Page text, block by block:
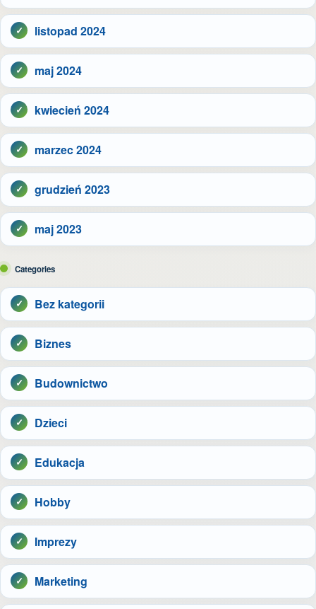
listopad 2024
maj 2024
kwiecień 2024
marzec 2024
grudzień 2023
maj 2023
Categories
Bez kategorii
Biznes
Budownictwo
Dzieci
Edukacja
Hobby
Imprezy
Marketing